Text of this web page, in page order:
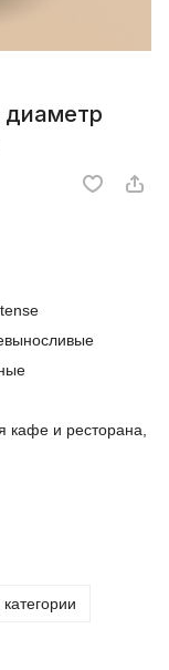
диаметр
кафе и ресторана,